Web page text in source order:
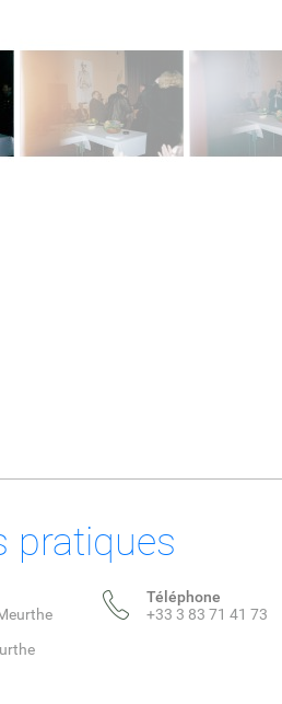
pratiques
Téléphone
+33 3 83 71 41 73